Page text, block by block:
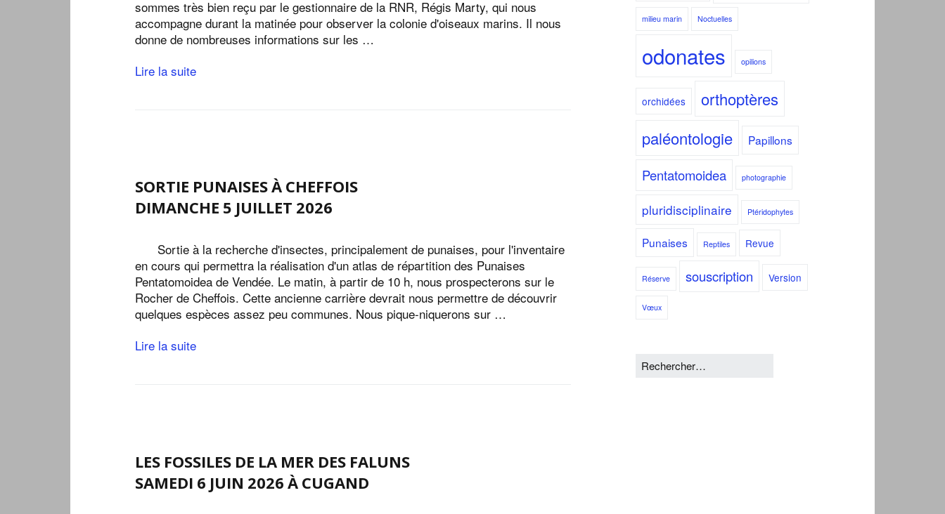
sommes très bien reçu par le gestionnaire de la RNR, Régis Marty, qui nous
accompagne durant la matinée pour observer la colonie d'oiseaux marins. Il nous
donne de nombreuses informations sur les …
Lire la suite
SORTIE PUNAISES À CHEFFOIS
DIMANCHE 5 JUILLET 2026
Sortie à la recherche d'insectes, principalement de punaises, pour l'inventaire
en cours qui permettra la réalisation d'un atlas de répartition des Punaises
Pentatomoidea de Vendée. Le matin, à partir de 10 h, nous prospecterons sur le
Rocher de Cheffois. Cette ancienne carrière devrait nous permettre de découvrir
quelques espèces assez peu communes. Nous pique-niquerons sur …
Lire la suite
LES FOSSILES DE LA MER DES FALUNS
SAMEDI 6 JUIN 2026 À CUGAND
milieu marin Noctuelles
odonates opilions
orchidées
orthoptères
paléontologie
Papillons
Pentatomoidea photographie
pluridisciplinaire Ptéridophytes
Punaises Reptiles Revue
Réserve souscription Version
Vœux